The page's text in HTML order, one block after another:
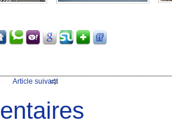
Article suivant